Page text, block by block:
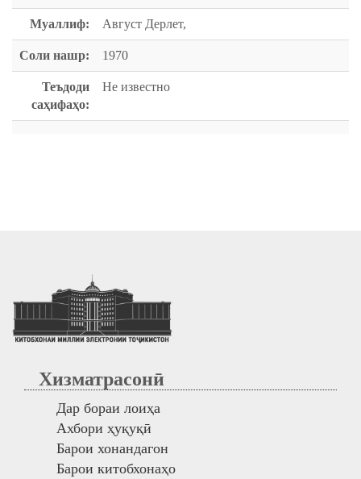
Муаллиф: Август Дерлет,
Соли нашр: 1970
Теъдоди
саҳифаҳо:
Не известно
Хизматрасонӣ
Дар бораи лоиҳа
Ахбори ҳуқуқӣ
Барои хонандагон
Барои китобхонаҳо